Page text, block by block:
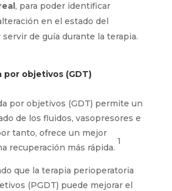
, para poder identificar
en el estado del
de guía durante la terapia.
por objetivos (GDT)
por objetivos (GDT) permite un
de los fluidos, vasopresores e
tanto, ofrece un mejor
recuperación más rápida.
1
que la terapia perioperatoria
(PGDT) puede mejorar el